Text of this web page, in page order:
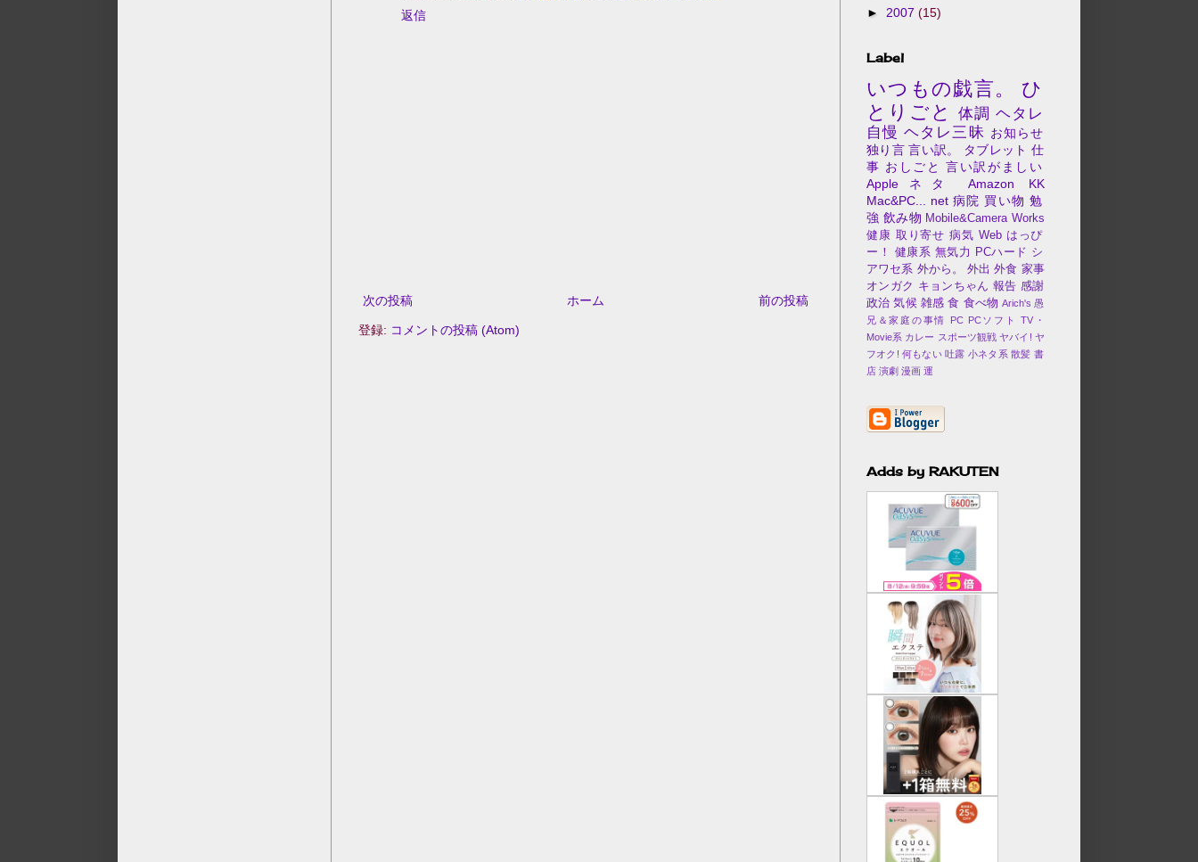
返信
次の投稿 前の投稿
ホーム
登録: コメントの投稿 (Atom)
► 2007 (15)
Label
いつもの戯言。
ひ
とりごと
体調 ヘタレ
自慢 ヘタレ三昧 お知らせ
独り言 言い訳。 タブレット 仕
事 おしごと
言い訳がましい
Appleネタ
Amazon
KK
Mac&PC...
net 病院 買い物 勉
強 飲み物 Mobile&Camera Works
健康 取り寄せ 病気 Web はっぴ
ー！
健康系 無気力 PCハード シ
アワセ系 外から。 外出 外食 家事
オンガク キョンちゃん 報告 感謝
政治 気候 雑感 食 食べ物 Arich's 愚
兄＆家庭の事情
PC PCソフト
TV・
Movie系 カレー スポーツ観戦 ヤバイ! ヤ
フオク! 何もない 吐露 小ネタ系 散髪 書
店 演劇 漫画 運
Adds by RAKUTEN